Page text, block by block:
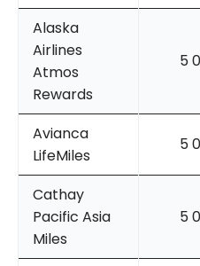
Alaska
Airlines
Atmos
Rewards
5
Avianca
LifeMiles
5
Cathay
Pacific Asia
Miles
5